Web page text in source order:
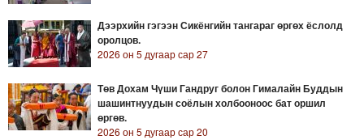
Дээрхийн гэгээн Сикёнгийн тангараг өргөх ёслолд
оролцов.
2026 он 5 дугаар сар 27
Төв Дохам Чүши Гандруг болон Гималайн Буддын
шашинтнуудын соёлын холбооноос бат оршил
өргөв.
2026 он 5 дугаар сар 20